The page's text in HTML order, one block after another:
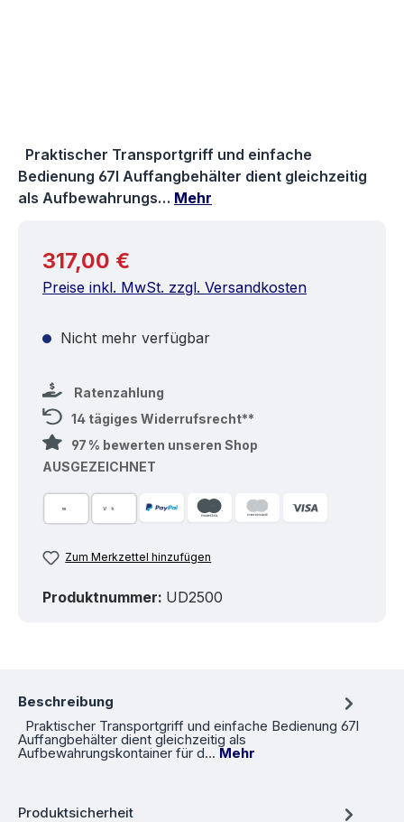
Praktischer Transportgriff und einfache
Bedienung 67l Auffangbehälter dient gleichzeitig
als Aufbewahrungs… Mehr
Regulärer Preis:
317,00 €
Preise inkl. MwSt. zzgl. Versandkosten
Nicht mehr verfügbar
Ratenzahlung
14 tägiges Widerrufsrecht**
97 % bewerten unseren Shop
AUSGEZEICHNET
Zum Merkzettel hinzufügen
Produktnummer: UD2500
Beschreibung
Praktischer Transportgriff und einfache Bedienung 67l
Auffangbehälter dient gleichzeitig als
Aufbewahrungskontainer für d… Mehr
Produktsicherheit